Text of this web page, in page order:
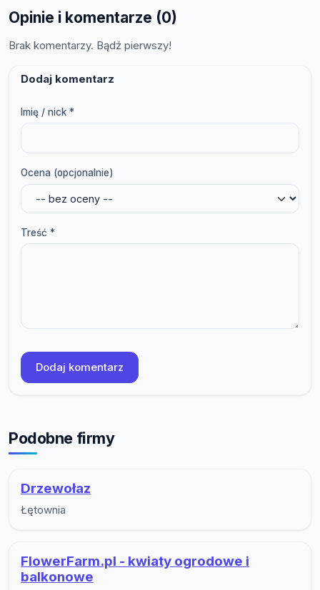
Opinie i komentarze (0)
Brak komentarzy. Bądź pierwszy!
Dodaj komentarz
Imię / nick *
Ocena (opcjonalnie)
Treść *
Dodaj komentarz
Podobne firmy
Drzewołaz
Łętownia
FlowerFarm.pl - kwiaty ogrodowe i
balkonowe